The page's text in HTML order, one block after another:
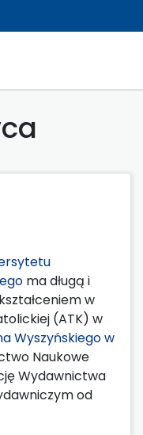
ma długą i
w
(ATK) w
Wyszyńskiego w
Naukowe
Wydawnictwa
od